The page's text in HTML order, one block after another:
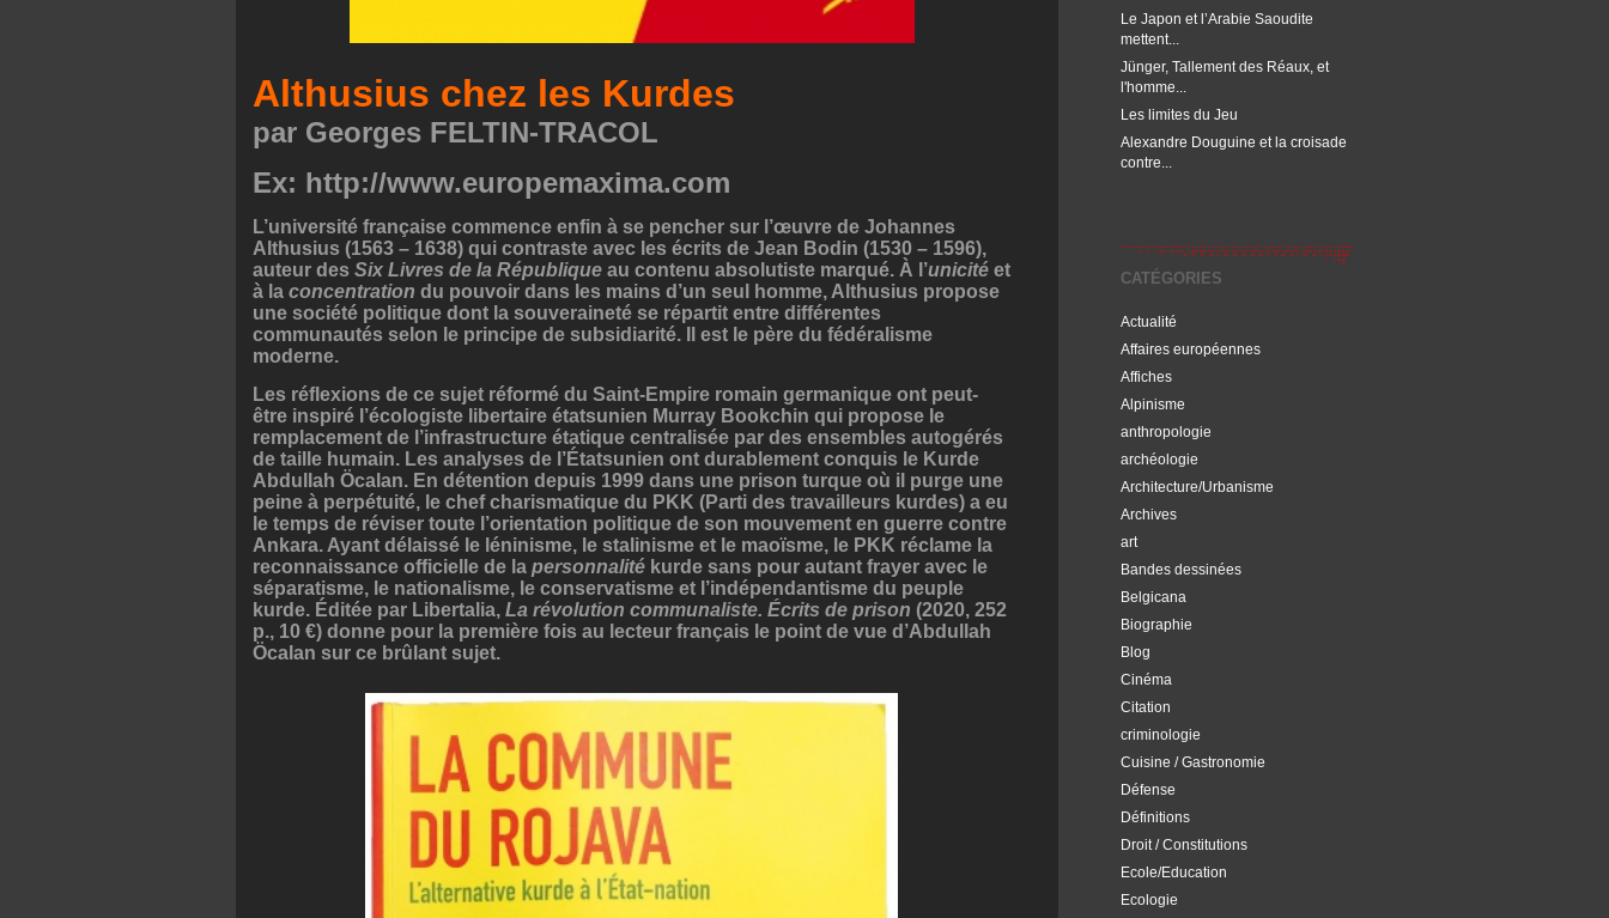
Le Japon et l’Arabie Saoudite
mettent...
Jünger, Tallement des Réaux, et
l'homme...
Les limites du Jeu
Alexandre Douguine et la croisade
contre...
CATÉGORIES
Actualité
Affaires européennes
Affiches
Alpinisme
anthropologie
archéologie
Architecture/Urbanisme
Archives
art
Bandes dessinées
Belgicana
Biographie
Blog
Cinéma
Citation
criminologie
Cuisine / Gastronomie
Défense
Définitions
Droit / Constitutions
Ecole/Education
Ecologie
Althusius chez les Kurdes
par Georges FELTIN-TRACOL
Ex: http://www.europemaxima.com
L’université française commence enfin à se pencher sur l’œuvre de Johannes
Althusius (1563 – 1638) qui contraste avec les écrits de Jean Bodin (1530 – 1596),
auteur des Six Livres de la République au contenu absolutiste marqué. À l’unicité et
à la concentration du pouvoir dans les mains d’un seul homme, Althusius propose
une société politique dont la souveraineté se répartit entre différentes
communautés selon le principe de subsidiarité. Il est le père du fédéralisme
moderne.
Les réflexions de ce sujet réformé du Saint-Empire romain germanique ont peut-
être inspiré l’écologiste libertaire étatsunien Murray Bookchin qui propose le
remplacement de l’infrastructure étatique centralisée par des ensembles autogérés
de taille humain. Les analyses de l’Étatsunien ont durablement conquis le Kurde
Abdullah Öcalan. En détention depuis 1999 dans une prison turque où il purge une
peine à perpétuité, le chef charismatique du PKK (Parti des travailleurs kurdes) a eu
le temps de réviser toute l’orientation politique de son mouvement en guerre contre
Ankara. Ayant délaissé le léninisme, le stalinisme et le maoïsme, le PKK réclame la
reconnaissance officielle de la personnalité kurde sans pour autant frayer avec le
séparatisme, le nationalisme, le conservatisme et l’indépendantisme du peuple
kurde. Éditée par Libertalia, La révolution communaliste. Écrits de prison (2020, 252
p., 10 €) donne pour la première fois au lecteur français le point de vue d’Abdullah
Öcalan sur ce brûlant sujet.